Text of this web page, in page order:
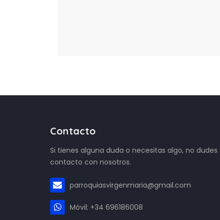
Contacto
Si tienes alguna duda o necesitas algo, no
contacto con nosotros.
parroquiasvirgenmaria@gmail.com
Móvil: +34 696186008